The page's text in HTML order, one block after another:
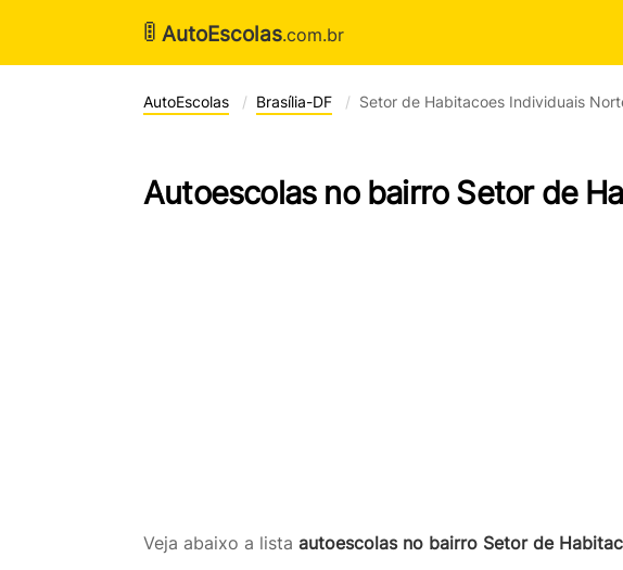
🚦 AutoEscolas.com.br
AutoEscolas Brasília-DF Setor de Habitacoes Individuais
Autoescolas no bairro Setor de
Veja abaixo a lista autoescolas no bairro Setor de